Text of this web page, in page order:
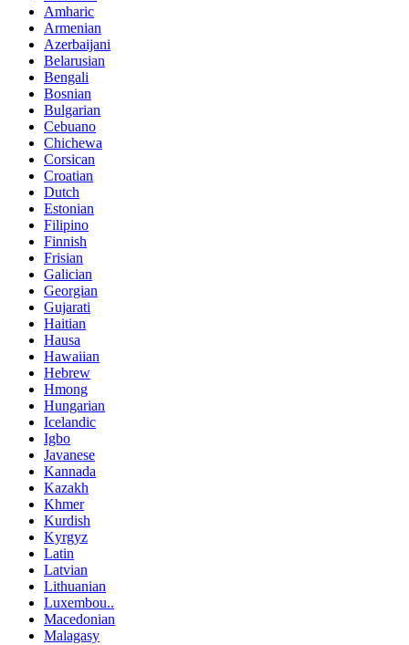
Amharic
Armenian
Azerbaijani
Belarusian
Bengali
Bosnian
Bulgarian
Cebuano
Chichewa
Corsican
Croatian
Dutch
Estonian
Filipino
Finnish
Frisian
Galician
Georgian
Gujarati
Haitian
Hausa
Hawaiian
Hebrew
Hmong
Hungarian
Icelandic
Igbo
Javanese
Kannada
Kazakh
Khmer
Kurdish
Kyrgyz
Latin
Latvian
Lithuanian
Luxembou..
Macedonian
Malagasy